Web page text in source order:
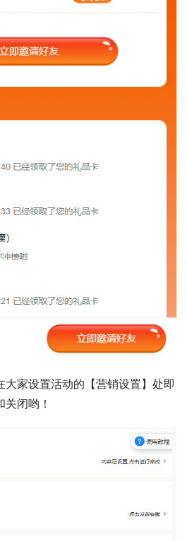
大家设置活动的【营销设置】处即
闭哟！